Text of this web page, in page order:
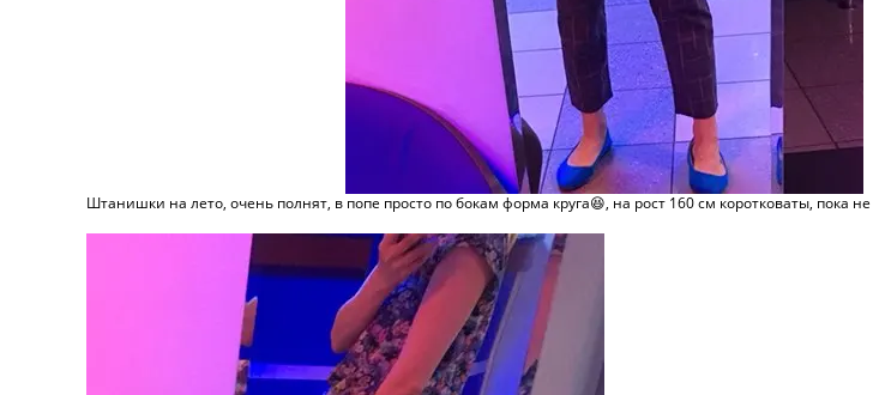
Штанишки на лето, очень полнят, в попе просто по бокам форма круга😆, на рост 160 см коротковаты, пока